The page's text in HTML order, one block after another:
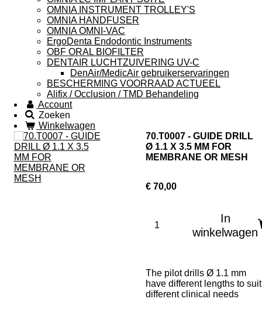
OMNIA INSTRUMENT TROLLEY'S
OMNIA HANDFUSER
OMNIA OMNI-VAC
ErgoDenta Endodontic Instruments
OBF ORAL BIOFILTER
DENTAIR LUCHTZUIVERING UV-C
DenAir/MedicAir gebruikerservaringen
BESCHERMING VOORRAAD ACTUEEL
Alifix / Occlusion / TMD Behandeling
Account
Zoeken
Winkelwagen
70.T0007 - GUIDE DRILL
Ø 1.1 X 3.5 MM FOR
MEMBRANE OR MESH
€ 70,00
In
winkelwagen
The pilot drills Ø 1.1 mm
have different lengths to suit
different clinical needs